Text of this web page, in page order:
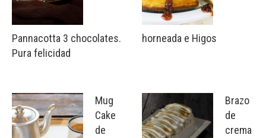
Pannacotta 3 chocolates.
Pura felicidad
Mug
Cake
de
horneada e Higos
Brazo
de
crema